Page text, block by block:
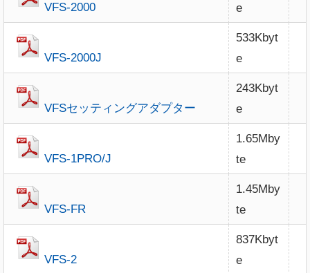
VFS-2000
e
VFS-2000J
533Kbyt
e
VFSセッティングアダプター
243Kbyt
e
VFS-1PRO/J
1.65Mby
te
VFS-FR
1.45Mby
te
VFS-2
837Kbyt
e